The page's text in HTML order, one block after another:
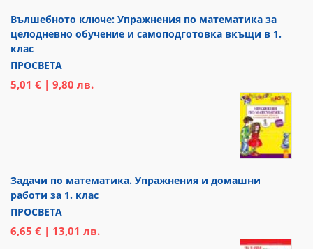
Вълшебното ключе: Упражнения по математика за
целодневно обучение и самоподготовка вкъщи в 1.
клас
ПРОСВЕТА
5,01 € | 9,80 лв.
Задачи по математика. Упражнения и домашни
работи за 1. клас
ПРОСВЕТА
6,65 € | 13,01 лв.